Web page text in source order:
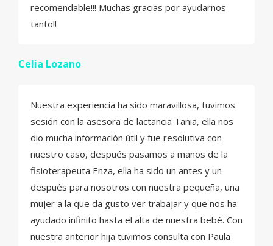
recomendable!!! Muchas gracias por ayudarnos
tanto!!
Celia Lozano
Nuestra experiencia ha sido maravillosa, tuvimos
sesión con la asesora de lactancia Tania, ella nos
dio mucha información útil y fue resolutiva con
nuestro caso, después pasamos a manos de la
fisioterapeuta Enza, ella ha sido un antes y un
después para nosotros con nuestra pequeña, una
mujer a la que da gusto ver trabajar y que nos ha
ayudado infinito hasta el alta de nuestra bebé. Con
nuestra anterior hija tuvimos consulta con Paula